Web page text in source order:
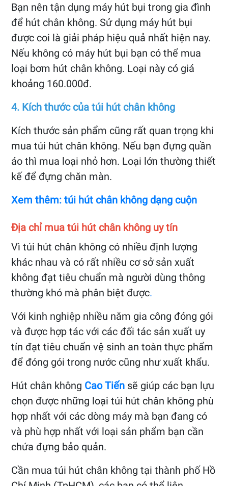
Bạn nên tận dụng máy hút bụi trong gia đình
để hút chân không. Sử dụng máy hút bụi
được coi là giải pháp hiệu quả nhất hiện nay.
Nếu không có máy hút bụi bạn có thể mua
loại bơm hút chân không. Loại này có giá
khoảng 160.000đ.
4. Kích thước của túi hút chân không
Kích thước sản phẩm cũng rất quan trọng khi
mua túi hút chân không. Nếu bạn đựng quần
áo thì mua loại nhỏ hơn. Loại lớn thường thiết
kế để đựng chăn màn.
Xem thêm: túi hút chân không dạng cuộn
Địa chỉ mua túi hút chân không uy tín
Vì túi hút chân không có nhiều định lượng
khác nhau và có rất nhiều cơ sở sản xuất
không đạt tiêu chuẩn mà người dùng thông
thường khó mà phân biệt được.
Với kinh nghiệp nhiều năm gia công đóng gói
và được hợp tác với các đối tác sản xuất uy
tín đạt tiêu chuẩn vệ sinh an toàn thực phẩm
để đóng gói trong nước cũng như xuất khẩu.
Hút chân không Cao Tiến sẽ giúp các bạn lựu
chọn được những loại túi hút chân không phù
hợp nhất với các dòng máy mà bạn đang có
và phù hợp nhất với loại sản phẩm bạn cần
chứa đựng bảo quản.
Cần mua túi hút chân không tại thành phố Hồ